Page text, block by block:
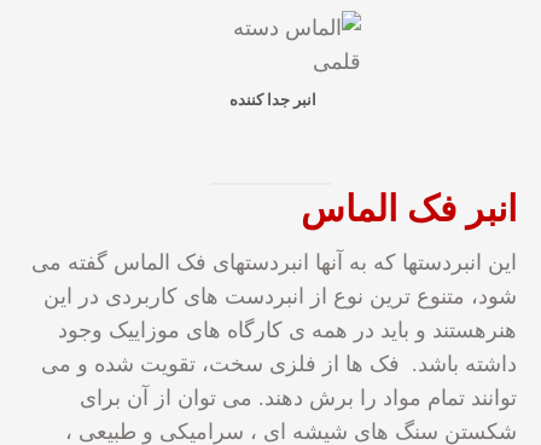
انبر جدا کننده
انبر فک الماس
این انبردستها که به آنها انبردستهای فک الماس گفته می
شود، متنوع ترین نوع از انبردست های کاربردی در این
هنرهستند و باید در همه ی کارگاه های موزاییک وجود
داشته باشد. فک ها از فلزی سخت، تقویت شده و می
توانند تمام مواد را برش دهند. می توان از آن برای
شکستن سنگ های شیشه ای ، سرامیکی و طبیعی ،